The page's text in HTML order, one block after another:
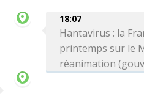
18:07
Hantavirus : la
printemps sur le
réanimation